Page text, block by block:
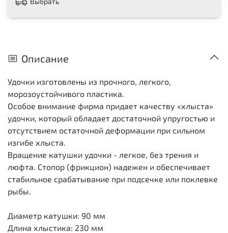
Описание
Удочки изготовлены из прочного, легкого,
морозоустойчивого пластика.
Особое внимание фирма придает качеству «хлыста»
удочки, который обладает достаточной упругостью и
отсутствием остаточной деформации при сильном
изгибе хлыста.
Вращение катушки удочки - легкое, без трения и
люфта. Стопор (фрикцион) надежен и обеспечивает
стабильное срабатывание при подсечке или поклевке
рыбы.
Диаметр катушки: 90 мм
Длина хлыстика: 230 мм